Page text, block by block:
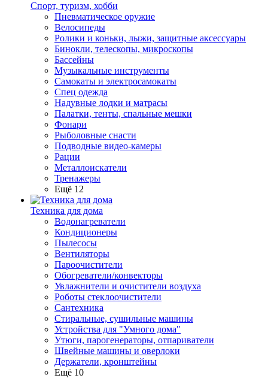
Спорт, туризм, хобби
Пневматическое оружие
Велосипеды
Ролики и коньки, лыжи, защитные аксессуары
Бинокли, телескопы, микроскопы
Бассейны
Музыкальные инструменты
Самокаты и электросамокаты
Спец одежда
Надувные лодки и матрасы
Палатки, тенты, спальные мешки
Фонари
Рыболовные снасти
Подводные видео-камеры
Рации
Металлоискатели
Тренажеры
Ещё 12
Техника для дома
Водонагреватели
Кондиционеры
Пылесосы
Вентиляторы
Пароочистители
Обогреватели/конвекторы
Увлажнители и очистители воздуха
Роботы стеклоочистители
Сантехника
Стиральные, сушильные машины
Устройства для "Умного дома"
Утюги, парогенераторы, отпариватели
Швейные машины и оверлоки
Держатели, кронштейны
Ещё 10